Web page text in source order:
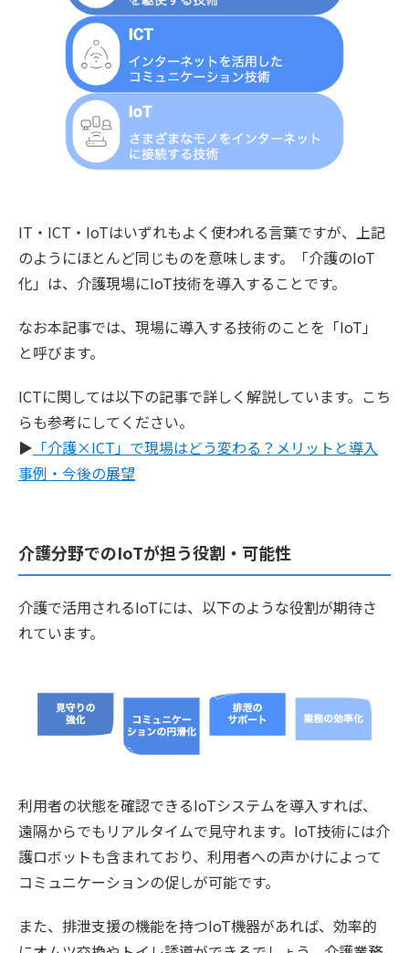
IT・ICT・IoTはいずれもよく使われる言葉ですが、上記
のようにほとんど同じものを意味します。「介護のIoT
化」は、介護現場にIoT技術を導入することです。
なお本記事では、現場に導入する技術のことを「IoT」
と呼びます。
ICTに関しては以下の記事で詳しく解説しています。こち
らも参考にしてください。
▶ 「介護×ICT」で現場はどう変わる？メリットと導入
事例・今後の展望
介護分野でのIoTが担う役割・可能性
介護で活用されるIoTには、以下のような役割が期待さ
れています。
利用者の状態を確認できるIoTシステムを導入すれば、
遠隔からでもリアルタイムで見守れます。IoT技術には介
護ロボットも含まれており、利用者への声かけによって
コミュニケーションの促しが可能です。
また、排泄支援の機能を持つIoT機器があれば、効率的